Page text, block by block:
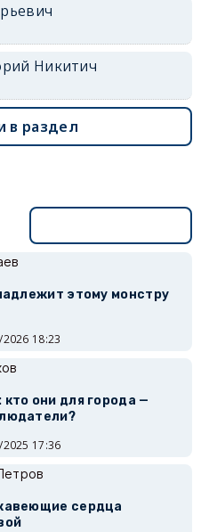
Никитич
в раздел
этому монстру
18:23
они для города —
17:36
сердца